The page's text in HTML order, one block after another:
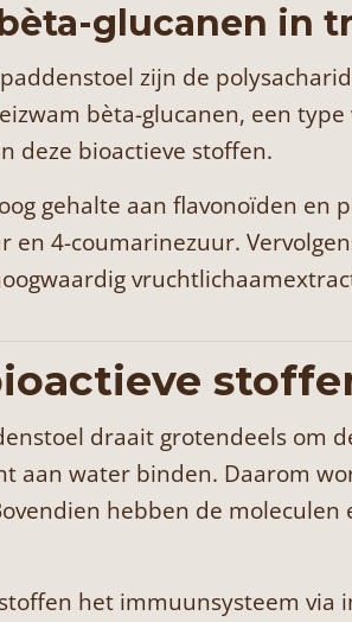
glucanen in
zijn de
bèta-glucanen, een
deze bioactieve stoffen.
gehalte aan flavonoïden en
en 4-coumarinezuur.
draait grotendeels
aan water binden. Daarom
hebben de
het immuunsysteem